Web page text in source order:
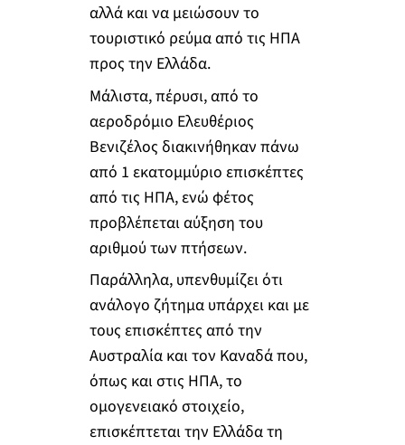
αλλά και να μειώσουν το
τουριστικό ρεύμα από τις ΗΠΑ
προς την Ελλάδα.
Μάλιστα, πέρυσι, από το
αεροδρόμιο Ελευθέριος
Βενιζέλος διακινήθηκαν πάνω
από 1 εκατομμύριο επισκέπτες
από τις ΗΠΑ, ενώ φέτος
προβλέπεται αύξηση του
αριθμού των πτήσεων.
Παράλληλα, υπενθυμίζει ότι
ανάλογο ζήτημα υπάρχει και με
τους επισκέπτες από την
Αυστραλία και τον Καναδά που,
όπως και στις ΗΠΑ, το
ομογενειακό στοιχείο,
επισκέπτεται την Ελλάδα τη